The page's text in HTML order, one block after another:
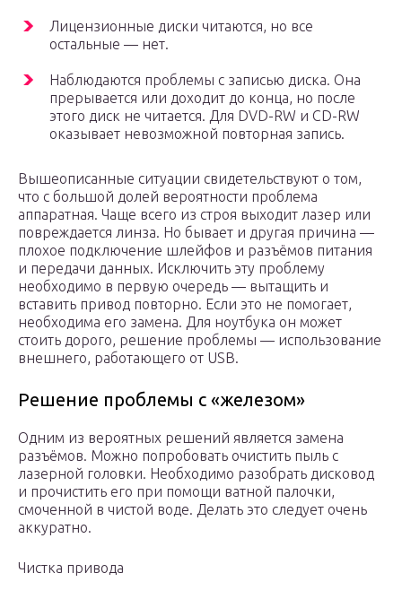
Лицензионные диски читаются, но все
остальные — нет.
Наблюдаются проблемы с записью диска. Она
прерывается или доходит до конца, но после
этого диск не читается. Для DVD-RW и CD-RW
оказывает невозможной повторная запись.
Вышеописанные ситуации свидетельствуют о том,
что с большой долей вероятности проблема
аппаратная. Чаще всего из строя выходит лазер или
повреждается линза. Но бывает и другая причина —
плохое подключение шлейфов и разъёмов питания
и передачи данных. Исключить эту проблему
необходимо в первую очередь — вытащить и
вставить привод повторно. Если это не помогает,
необходима его замена. Для ноутбука он может
стоить дорого, решение проблемы — использование
внешнего, работающего от USB.
Решение проблемы с «железом»
Одним из вероятных решений является замена
разъёмов. Можно попробовать очистить пыль с
лазерной головки. Необходимо разобрать дисковод
и прочистить его при помощи ватной палочки,
смоченной в чистой воде. Делать это следует очень
аккуратно.
Чистка привода